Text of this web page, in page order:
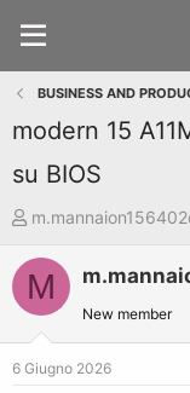
BUSINESS AND
modern 15
su BIOS
A
t
e
M
New member
6 Giugno 2026